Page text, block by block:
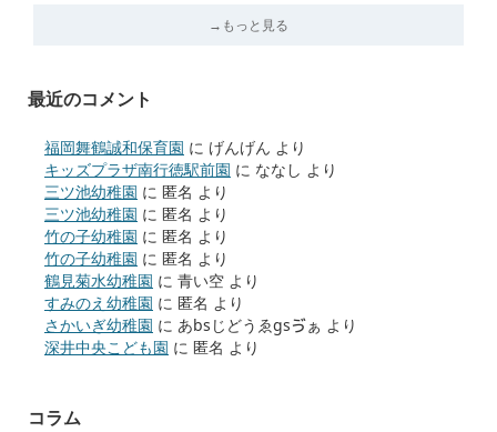
→もっと見る
最近のコメント
福岡舞鶴誠和保育園 に げんげん より
キッズプラザ南行徳駅前園 に ななし より
三ツ池幼稚園 に 匿名 より
三ツ池幼稚園 に 匿名 より
竹の子幼稚園 に 匿名 より
竹の子幼稚園 に 匿名 より
鶴見菊水幼稚園 に 青い空 より
すみのえ幼稚園 に 匿名 より
さかいぎ幼稚園 に あbsじどうゑgsゔぁ より
深井中央こども園 に 匿名 より
コラム